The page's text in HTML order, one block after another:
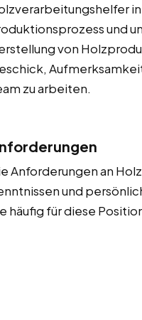
und
von
zu arbeiten.
Anforderungen an
und
häufig für diese